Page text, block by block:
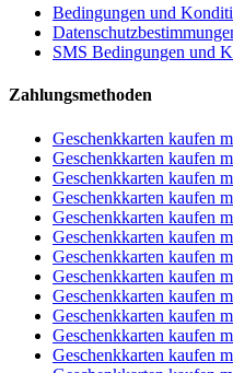
Bedingungen und
SMS Bedingungen und
Zahlungsmethoden
Geschenkkarten kaufen
Geschenkkarten kaufen
Geschenkkarten kaufen
Geschenkkarten kaufen
Geschenkkarten kaufen
Geschenkkarten kaufen
Geschenkkarten kaufen
Geschenkkarten kaufen
Geschenkkarten kaufen
Geschenkkarten kaufen
Geschenkkarten kaufen
Geschenkkarten kaufen